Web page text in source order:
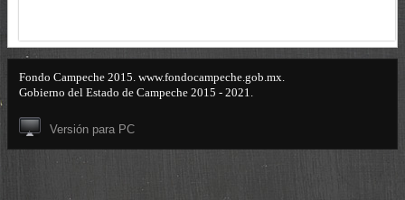
Fondo Campeche 2015. www.fondocampeche.gob.mx.
Gobierno del Estado de Campeche 2015 - 2021.
Versión para PC